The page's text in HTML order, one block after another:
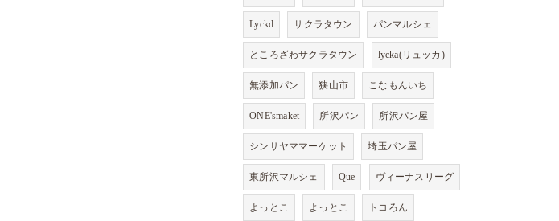
Lyckd サクラタウン パンマルシェ
ところざわサクラタウン lycka(リュッカ)
無添加パン 狭山市 こなもんいち
ONE'smaket 所沢パン 所沢パン屋
シンサヤママーケット 埼玉パン屋
東所沢マルシェ Que ヴィーナスリーグ
よっとこ よっとこ トコろん